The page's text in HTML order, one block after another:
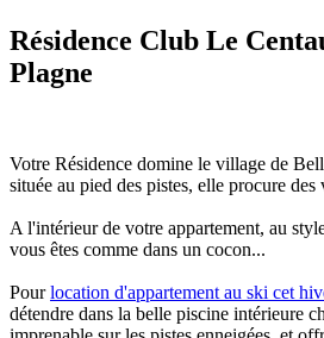
Résidence Club Le
Plagne
Votre Résidence domine le village de
située au pied des pistes, elle procure des
A l'intérieur de votre appartement, au
vous êtes comme dans un cocon...
Pourlocation d'appartement au ski cet
détendre dans la belle piscine intérieure